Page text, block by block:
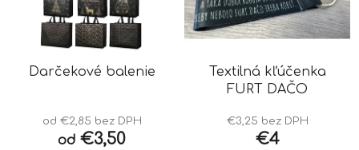
Darčekové balenie
od €2,85 bez DPH
od €3,50
Textilná kľúčenka
FURT DAČO
€3,25 bez DPH
€4